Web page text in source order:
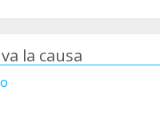
la causa